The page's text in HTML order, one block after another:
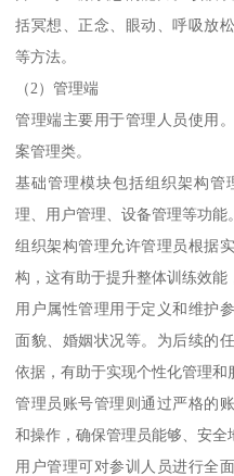
括冥想、正念、眼动、呼吸放
等方法。
（2）管理端
管理端主要用于管理人员使用
案管理类。
基础管理模块包括组织架构管
理、用户管理、设备管理等功能
组织架构管理允许管理员根据
构，这有助于提升整体训练效能
用户属性管理用于定义和维护
面貌、婚姻状况等。为后续的
依据，有助于实现个性化管理和
管理员账号管理则通过严格的
和操作，确保管理员能够、安全
用户管理可对参训人员进行全